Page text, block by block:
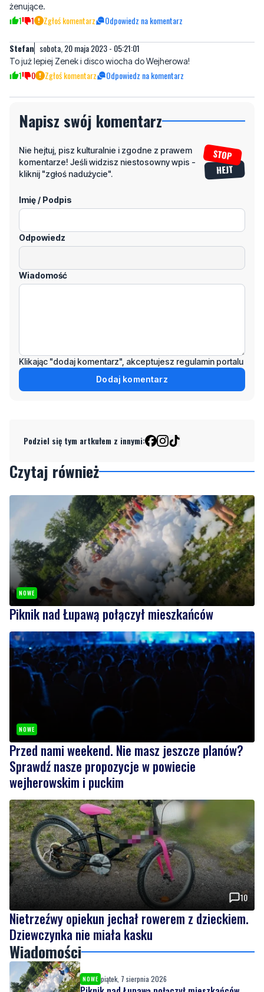
żenujące.
1 1 Zgłoś komentarz Odpowiedz na komentarz
Stefan sobota, 20 maja 2023 - 05:21:01
To już lepiej Zenek i disco wiocha do Wejherowa!
1 0 Zgłoś komentarz Odpowiedz na komentarz
Napisz swój komentarz
Nie hejtuj, pisz kulturalnie i zgodne z prawem
komentarze! Jeśli widzisz niestosowny wpis -
kliknij "zgłoś nadużycie".
Imię / Podpis
Odpowiedz
Wiadomość
Klikając "dodaj komentarz", akceptujesz regulamin portalu
Dodaj komentarz
Podziel się tym artkułem z innymi:
Czytaj również
NOWE
Piknik nad Łupawą połączył mieszkańców
NOWE
Przed nami weekend. Nie masz jeszcze planów?
Sprawdź nasze propozycje w powiecie
wejherowskim i puckim
10
Nietrzeźwy opiekun jechał rowerem z dzieckiem.
Dziewczynka nie miała kasku
Wiadomości
NOWE piątek, 7 sierpnia 2026